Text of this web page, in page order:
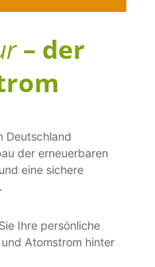
– der
Deutschland
der erneuerbaren
eine sichere
Ihre persönliche
Atomstrom hinter